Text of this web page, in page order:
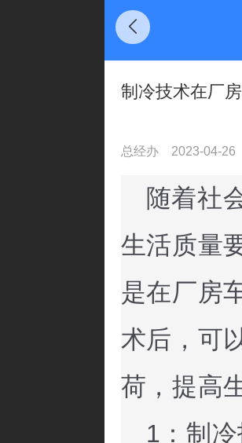
制冷技术在厂
总经办 2023-04-26
随着社
生活质量
是在厂房
术后，可
荷，提高
1：制